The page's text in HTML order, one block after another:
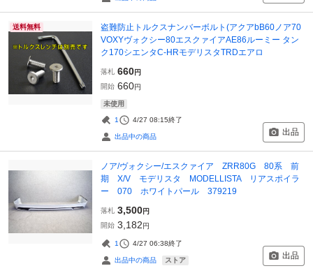
送料無料
盗難防止トルクスナンバーボルト(アクアbB60ノア70
VOXYヴォクシー80エスクァイアAE86ルーミー タン
ク170シエンタC-HRモデリスタTRDエアロ
落札 660円
開始 660円
未使用
1 4/27 08:15終了
出品中の商品 出品
ノア/ヴォクシー/エスクァイア ZRR80G 80系 前
期 X/V モデリスタ MODELLISTA リアスポイラ
ー 070 ホワイトパール 379219
落札 3,500円
開始 3,182円
1 4/27 06:38終了
出品中の商品 ストア 出品